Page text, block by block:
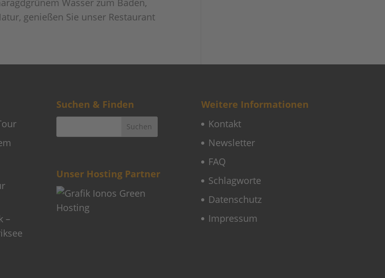
Wasser zum Baden,
genießen Sie unser Restaurant
–
Suchen & Finden
Unser Hosting Partner
Weitere Informationen
Kontakt
Newsletter
FAQ
Schlagworte
Datenschutz
Impressum